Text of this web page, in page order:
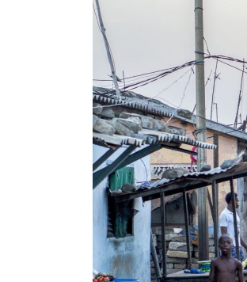
Comité de rédaction
Bulletins Villes en
Podcast-AdP
Dîners débats
Journées d’études
Concours vidéo
Publications et rapports